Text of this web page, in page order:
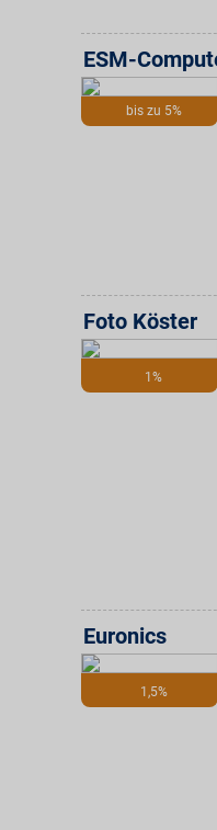
bis zu 5%
ESM-
1%
Foto Köster
1,5%
Euronics